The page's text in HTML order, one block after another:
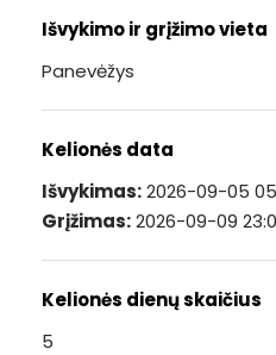
Išvykimo ir grįžimo vieta
Panevėžys
Kelionės data
Išvykimas:2026-09-05
Grįžimas:2026-09-09
Kelionės dienų skaičius
5